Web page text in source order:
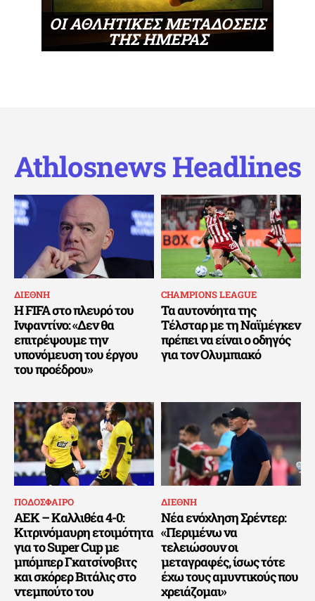
ΟΙ ΑΘΛΗΤΙΚΕΣ ΜΕΤΑΔΟΣΕΙΣ
ΤΗΣ ΗΜΕΡΑΣ
Athlosnews Headlines
ΔΙΕΘΝΗ
Η FIFA στο πλευρό του
Ινφαντίνο: «Δεν θα
επιτρέψουμε την
υπονόμευση του έργου
του προέδρου»
CHAMPIONS LEAGUE
Τα αυτονόητα της
Τέλσταρ με τη Ναϊμέγκεν
πρέπει να είναι ο οδηγός
για τον Ολυμπιακό
ΠΟΔΟΣΦΑΙΡΟ
ΑΕΚ – Καλλιθέα 4-0:
Κιτρινόμαυρη ετοιμότητα
για το Super Cup με
μπόμπερ Γκατσίνοβιτς
και σκόρερ Βιτάλις στο
ντεμπούτο του
ΔΙΕΘΝΗ
Νέα ενόχληση Σρέντερ:
«Περιμένω να
τελειώσουν οι
μεταγραφές, ίσως τότε
έχω τους αμυντικούς που
χρειάζομαι»